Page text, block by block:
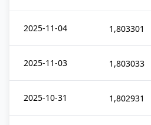
2025-11-04 1,803301
2025-11-03 1,803033
2025-10-31 1,802931